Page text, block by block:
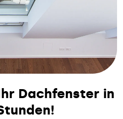
Dachfenster in